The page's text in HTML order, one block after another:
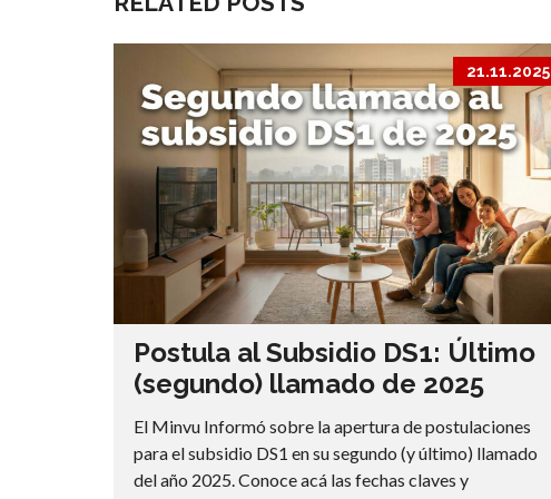
21.11.2025
Postula al Subsidio DS1: Último
(segundo) llamado de 2025
El Minvu Informó sobre la apertura de postulaciones
para el subsidio DS1 en su segundo (y último) llamado
del año 2025. Conoce acá las fechas claves y